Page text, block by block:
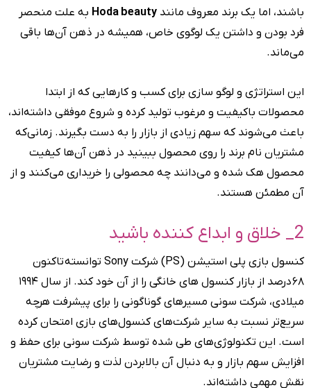
باشند، اما یک برند معروف مانند Hoda beauty به علت منحصر
فرد بودن و داشتن یک لوگوی خاص، همیشه در ذهن آن‌ها باقی
می‌ماند.
این استراتژی و لوگو سازی برای کسب و کارهایی که از ابتدا
محصولات باکیفیت و مرغوب تولید کرده و شروع موفقی داشته‌اند،
باعث می‌شوند که سهم زیادی از بازار را به دست بگیرند. زمانی‌که
مشتریان نام برند را روی محصول ببینید در ذهن آن‌ها کیفیت
محصول هک شده و می‌دانند چه محصولی را خریداری می‌کنند و از
آن مطمئن هستند.
2_ خلاق و ابداع کننده باشید
کنسول بازی پلی استیشن (PS) شرکت Sony توانسته تاکنون
۶۸ درصد از بازار کنسول های خانگی را از آن خود کند. از سال ۱۹۹۴
میلادی، شرکت سونی مسیرهای گوناگونی را برای پیشرفت هرچه
سریع‌تر نسبت به سایر شرکت‌های کنسول‌های بازی امتحان کرده
است. این تکنولوژی‌های طی شده توسط شرکت سونی برای حفظ و
افزایش سهم بازار و به دنبال آن بالابردن لذت و رضایت مشتریان
نقش مهمی داشته‌اند.